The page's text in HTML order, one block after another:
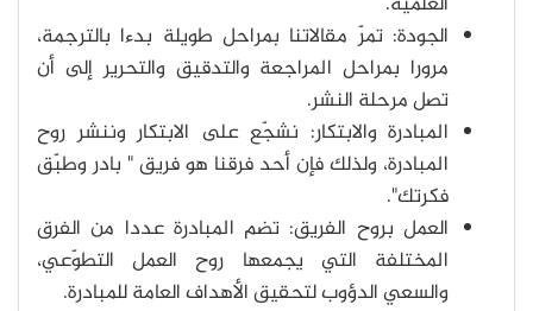
الجودة: تمرّ مقالاتنا بمراحل طويلة بدءا بالترجمة،
مرورا بمراحل المراجعة والتدقيق والتحرير إلى أن
تصل مرحلة النشر.
المبادرة والابتكار: نشجّع على الابتكار وننشر روح
المبادرة، ولذلك فإن أحد فرقنا هو فريق " بادر وطبّق
فكرتك".
العمل بروح الفريق: تضم المبادرة عددا من الفرق
المختلفة التي يجمعها روح العمل التطوّعي،
والسعي الدؤوب لتحقيق الأهداف العامة للمبادرة.